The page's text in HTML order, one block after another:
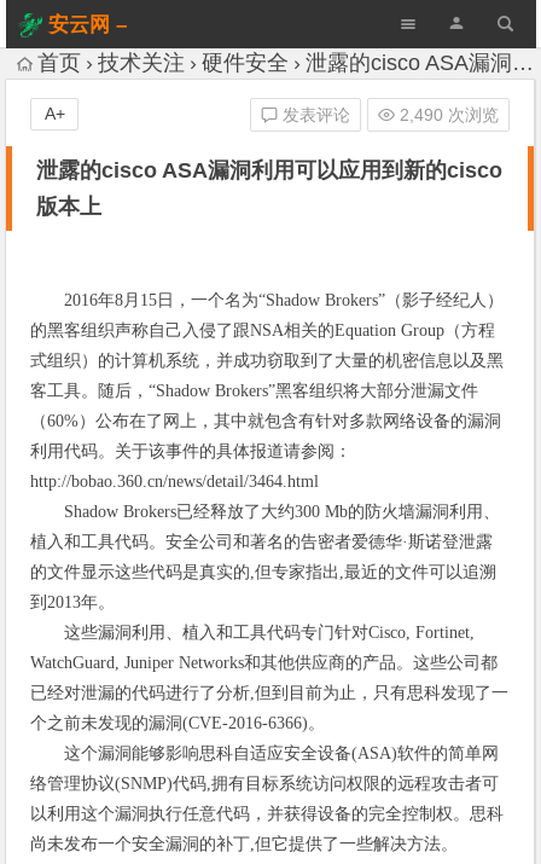
安云网 –
AnYun.ORG
首页 技术关注 硬件安全 泄露的cisco ASA漏洞利用可以应用到新的cisco版本上
泄露的cisco ASA漏洞利用可以应用到新的cisco
版本上
发表评论 2,490 次浏览
A+
2016年8月15日，一个名为“Shadow Brokers”（影子经纪人）
的黑客组织声称自己入侵了跟NSA相关的Equation Group（方程
式组织）的计算机系统，并成功窃取到了大量的机密信息以及黑
客工具。随后，“Shadow Brokers”黑客组织将大部分泄漏文件
（60%）公布在了网上，其中就包含有针对多款网络设备的漏洞
利用代码。关于该事件的具体报道请参阅：
http://bobao.360.cn/news/detail/3464.html
Shadow Brokers已经释放了大约300 Mb的防火墙漏洞利用、
植入和工具代码。安全公司和著名的告密者爱德华·斯诺登泄露
的文件显示这些代码是真实的,但专家指出,最近的文件可以追溯
到2013年。
这些漏洞利用、植入和工具代码专门针对Cisco, Fortinet,
WatchGuard, Juniper Networks和其他供应商的产品。这些公司都
已经对泄漏的代码进行了分析,但到目前为止，只有思科发现了一
个之前未发现的漏洞(CVE-2016-6366)。
这个漏洞能够影响思科自适应安全设备(ASA)软件的简单网
络管理协议(SNMP)代码,拥有目标系统访问权限的远程攻击者可
以利用这个漏洞执行任意代码，并获得设备的完全控制权。思科
尚未发布一个安全漏洞的补丁,但它提供了一些解决方法。